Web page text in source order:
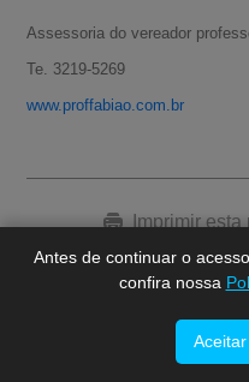
Antes de continuar o
confira nossa
Aceitar
Assessoria do vereador
Te. 3219-5269
www.proffabiao.com.br
Imprimir esta